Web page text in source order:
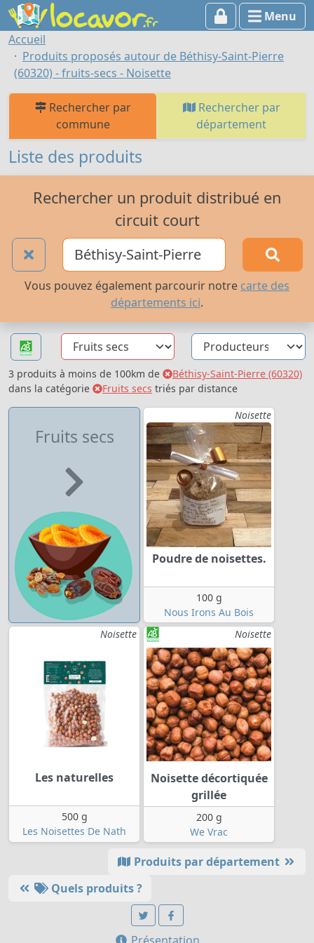
Menu
Accueil
Produits proposés autour de Béthisy-Saint-Pierre
(60320) - fruits-secs - Noisette
Rechercher par
commune
Rechercher par
département
Liste des produits
Rechercher un produit distribué en
circuit court
Vous pouvez également parcourir notre carte des
départements ici.
3 produits à moins de 100km de
Béthisy-Saint-Pierre (60320)
dans la catégorie
Fruits secs triés par distance
Fruits secs
Noisette
Poudre de noisettes.
100 g
Nous Irons Au Bois
Noisette
Les naturelles
500 g
Les Noisettes De Nath
Noisette
Noisette décortiquée
grillée
200 g
We Vrac
Produits par département
Quels produits ?